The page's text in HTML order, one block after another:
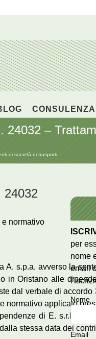
CONSULENZA
–
di società di trasporti
24032
normativo
s.p.a. avverso la
Oristano alle
dal verbale di
applicato
di E. s.r.l.; b)
stessa data dei
per
nome
email
Nome
Email